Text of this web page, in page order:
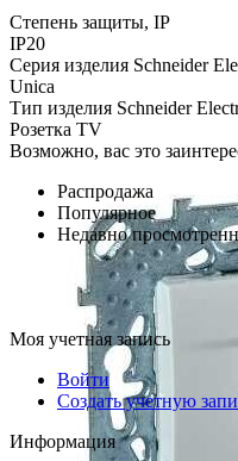
Степень защиты, IP
IP20
Серия изделия Schneider
Unica
Тип изделия Schneider
Розетка TV
Возможно, вас это
Распродажа
Популярное
Недавно
Моя учетная запись
Войти
Создать учетную
Информация